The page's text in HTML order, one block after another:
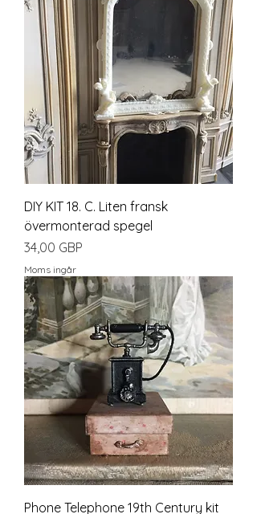
DIY KIT 18. C. Liten fransk
övermonterad spegel
Pris
34,00 GBP
Moms ingår
Phone Telephone 19th Century kit